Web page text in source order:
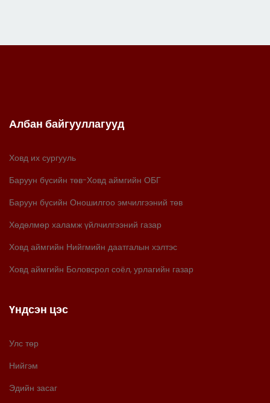
Албан байгууллагууд
Ховд их сургууль
Баруун бүсийн төв-Ховд аймгийн ОБГ
Баруун бүсийн Оношилгоо эмчилгээний төв
Хөдөлмөр халамж үйлчилгээний газар
Ховд аймгийн Нийгмийн даатгалын хэлтэс
Ховд аймгийн Боловсрол соёл, урлагийн газар
Үндсэн цэс
Улс төр
Нийгэм
Эдийн засаг